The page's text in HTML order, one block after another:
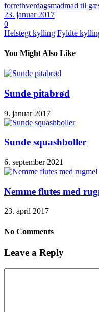
forrethverdagsmadmad til
23. januar 2017
0
Helstegt kylling Fyldte
You Might Also Like
Sunde pitabrød
9. januar 2017
Sunde squashboller
6. september 2021
Nemme flutes med
23. april 2017
No Comments
Leave a Reply